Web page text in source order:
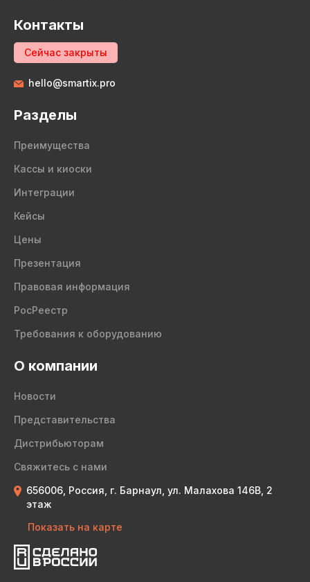
Контакты
Сейчас закрыты
hello@smartix.pro
Разделы
Преимущества
Кассы и киоски
Интеграции
Кейсы
Цены
Презентация
Правовая информация
РосРеестр
Требования к оборудованию
О компании
Новости
Представительства
Дистрибьюторам
Свяжитесь с нами
656006, Россия, г. Барнаул, ул. Малахова 146В, 2
этаж
Показать на карте